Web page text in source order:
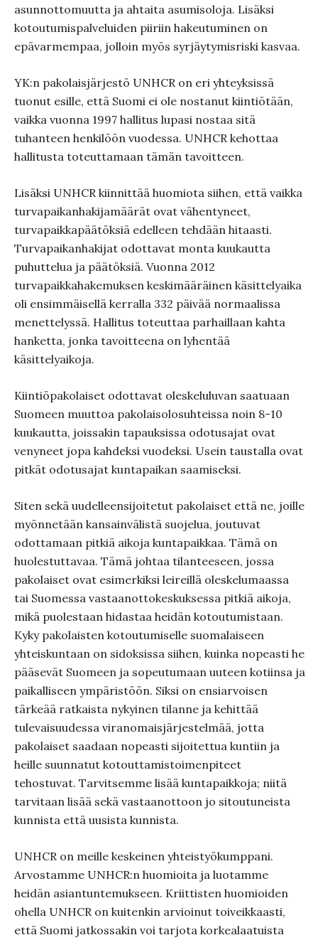
asunnottomuutta ja ahtaita asumisoloja. Lisäksi
kotoutumispalveluiden piiriin hakeutuminen on
epävarmempaa, jolloin myös syrjäytymisriski kasvaa.
YK:n pakolaisjärjestö UNHCR on eri yhteyksissä
tuonut esille, että Suomi ei ole nostanut kiintiötään,
vaikka vuonna 1997 hallitus lupasi nostaa sitä
tuhanteen henkilöön vuodessa. UNHCR kehottaa
hallitusta toteuttamaan tämän tavoitteen.
Lisäksi UNHCR kiinnittää huomiota siihen, että vaikka
turvapaikanhakijamäärät ovat vähentyneet,
turvapaikkapäätöksiä edelleen tehdään hitaasti.
Turvapaikanhakijat odottavat monta kuukautta
puhuttelua ja päätöksiä. Vuonna 2012
turvapaikkahakemuksen keskimääräinen käsittelyaika
oli ensimmäisellä kerralla 332 päivää normaalissa
menettelyssä. Hallitus toteuttaa parhaillaan kahta
hanketta, jonka tavoitteena on lyhentää
käsittelyaikoja.
Kiintiöpakolaiset odottavat oleskeluluvan saatuaan
Suomeen muuttoa pakolaisolosuhteissa noin 8-10
kuukautta, joissakin tapauksissa odotusajat ovat
venyneet jopa kahdeksi vuodeksi. Usein taustalla ovat
pitkät odotusajat kuntapaikan saamiseksi.
Siten sekä uudelleensijoitetut pakolaiset että ne, joille
myönnetään kansainvälistä suojelua, joutuvat
odottamaan pitkiä aikoja kuntapaikkaa. Tämä on
huolestuttavaa. Tämä johtaa tilanteeseen, jossa
pakolaiset ovat esimerkiksi leireillä oleskelumaassa
tai Suomessa vastaanottokeskuksessa pitkiä aikoja,
mikä puolestaan hidastaa heidän kotoutumistaan.
Kyky pakolaisten kotoutumiselle suomalaiseen
yhteiskuntaan on sidoksissa siihen, kuinka nopeasti he
pääsevät Suomeen ja sopeutumaan uuteen kotiinsa ja
paikalliseen ympäristöön. Siksi on ensiarvoisen
tärkeää ratkaista nykyinen tilanne ja kehittää
tulevaisuudessa viranomaisjärjestelmää, jotta
pakolaiset saadaan nopeasti sijoitettua kuntiin ja
heille suunnatut kotouttamistoimenpiteet
tehostuvat. Tarvitsemme lisää kuntapaikkoja; niitä
tarvitaan lisää sekä vastaanottoon jo sitoutuneista
kunnista että uusista kunnista.
UNHCR on meille keskeinen yhteistyökumppani.
Arvostamme UNHCR:n huomioita ja luotamme
heidän asiantuntemukseen. Kriittisten huomioiden
ohella UNHCR on kuitenkin arvioinut toiveikkaasti,
että Suomi jatkossakin voi tarjota korkealaatuista